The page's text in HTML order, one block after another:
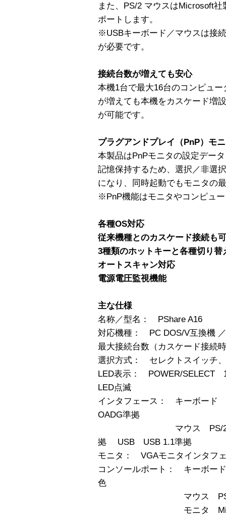
また、PS/2 マウスはMicrosoft
ポートします。
※USBキーボード／マウスは接
が必要です。
接続台数が増えても安心
本機1台で最大16台のコンピュ
が増えても本機をカスケード増
が可能です。
プラグアンドプレイ（PnP）モ
本製品はPnPモニタの設定デー
記憶保持するため、選択／非選
になり、同時起動でもモニタの
※PnP機能はモニタやコンピュ
各種OS対応
従来機種とのカスケード接続も
3種類のホットキーと各種切り替
オートスキャン対応
電源電圧監視機能
主な仕様
名称／型名： PShare A16
対応機種： PC DOS/V互換機
最大接続台数（カスケード接続
選択方式： セレクトスイッチ
LED表示： POWER/SELECT
LED点滅
インタフェース： キーボード
OADG準拠
マウス PS/2マウス・
拠 USB USB 1.1準拠
モニタ： VGAモニタインタフ
コンソールポート： キーボー
色
マウス PS/2、Mini
モニタ Mini D-SUB